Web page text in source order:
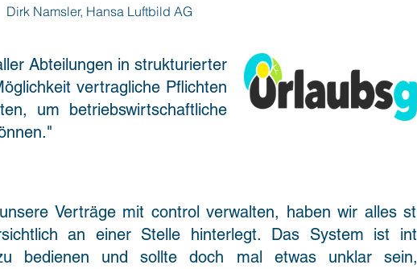
Dirk Namsler, Hansa Luftbild AG
Abteilungen in strukturierter
vertragliche Pflichten
um betriebswirtschaftliche
Verträge mit control verwalten, haben wir alles
an einer Stelle hinterlegt. Das System ist
bedienen und sollte doch mal etwas unklar